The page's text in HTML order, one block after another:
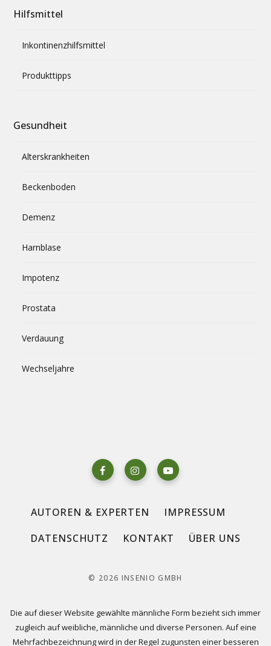
Hilfsmittel
Inkontinenzhilfsmittel
Produkttipps
Gesundheit
Alterskrankheiten
Beckenboden
Demenz
Harnblase
Impotenz
Prostata
Verdauung
Wechseljahre
AUTOREN & EXPERTEN
IMPRESSUM
DATENSCHUTZ
KONTAKT ÜBER UNS
© 2026 INSENIO GMBH
Die auf dieser Website gewählte männliche Form bezieht sich immer
zugleich auf weibliche, männliche und diverse Personen. Auf eine
Mehrfachbezeichnung wird in der Regel zugunsten einer besseren